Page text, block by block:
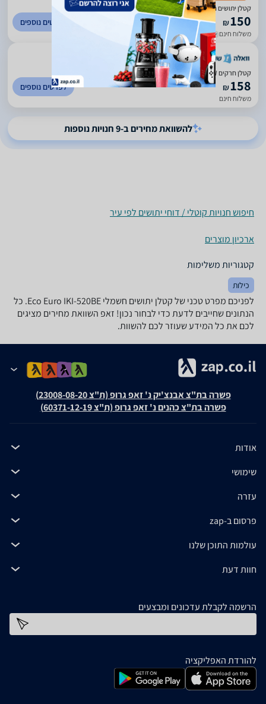
‏קטלן יתושים חשמלי Eco Euro IKI-520BE
₪150
משלוח חינם עד 7 ימי עסקים
לפרטים נוספים
2.6
(
3227
)
קטלן חרקים 2X10W שחור עם שלט ECOEURO אקו יורו
₪158
משלוח חינם
לפרטים נוספים
להשוואת מחירים ב-9 חנויות נוספות
חיפוש חנויות קוטלי / דוחי יתושים לפי עיר
ארכיון מוצרים
קטגוריות משלימות
כילות
לפניכם מפרט טכני של ‏קטלן יתושים חשמלי Eco Euro IKI-520BE. כל
הנתונים שחייבים לדעת כדי לבחור נכון! זאפ השוואת מחירים מציגים
לכם את כל המידע שעוזר לכם להשוות.
פשרה בת"צ אבנצ'יק נ' זאפ גרופ (ת"צ 23008-08-20)
פשרה בת"צ כהנים נ' זאפ גרופ (ת"צ 60371-12-19)
אודות
שימושי
עזרה
פרסום ב-zap
עולמות התוכן שלנו
חוות דעת
הרשמה לקבלת עדכונים ומבצעים
להורדת האפליקציה